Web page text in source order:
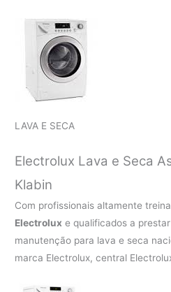
LAVA E SECA
Electrolux Lava e Seca
Klabin
Com profissionais altamente
Electrolux e qualificados a
manutenção para lava e seca
marca Electrolux, central